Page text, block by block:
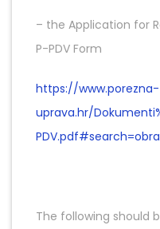
– the Application for
P-PDV Form
https://www.porezna-
uprava.hr/
The following should